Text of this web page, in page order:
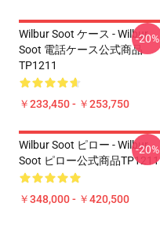
Wilbur Soot ケース - Wilbur
Soot 電話ケース公式商品
TP1211
￥233,450 - ￥253,750
-20%
Wilbur Soot ピロー - Wilbur
Soot ピロー公式商品TP1211
￥348,000 - ￥420,500
-20%